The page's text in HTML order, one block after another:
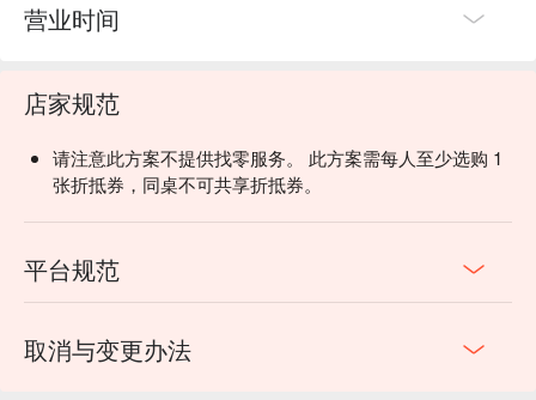
营业时间
店家规范
请注意此方案不提供找零服务。 此方案需每人至少选购 1
张折抵券，同桌不可共享折抵券。
平台规范
取消与变更办法